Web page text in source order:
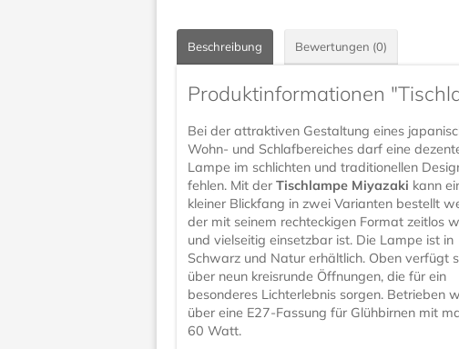
Beschreibung Bewertungen (0)
Produktinformationen
Bei der attraktiven Gestaltung eines
Wohn- und Schlafbereiches darf eine
Lampe im schlichten und traditionellen
fehlen. Mit derTischlampe Miyazaki kann
kleiner Blickfang in zwei Varianten bestellt
der mit seinem rechteckigen Format zeitlos
und vielseitig einsetzbar ist. Die Lampe ist in
Schwarz und Natur erhältlich. Oben verfügt
über neun kreisrunde Öffnungen, die für ein
besonderes Lichterlebnis sorgen. Betrieben
über eine E27-Fassung für Glühbirnen mit
60 Watt.